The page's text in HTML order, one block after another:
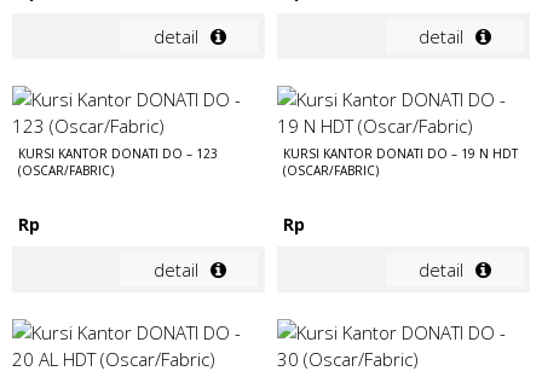
detail detail
KURSI KANTOR DONATI DO – 123
(OSCAR/FABRIC)
Rp
detail
KURSI KANTOR DONATI DO – 19 N HDT
(OSCAR/FABRIC)
Rp
detail